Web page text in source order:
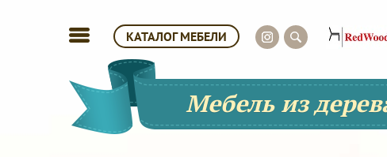
КАТАЛОГ МЕБЕЛИ
Мебель из